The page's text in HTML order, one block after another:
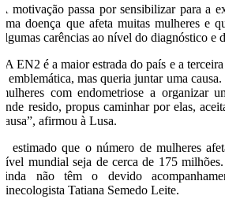
A motivação passa por sensibilizar para a
uma doença que afeta muitas mulheres e
algumas carências ao nível do diagnóstico e
“A EN2 é a maior estrada do país e a
e emblemática, mas queria juntar uma
mulheres com endometriose a organizar
onde resido, propus caminhar por elas,
causa”, afirmou à Lusa.
É estimado que o número de mulheres
nível mundial seja de cerca de 175
ainda não têm o devido
ginecologista Tatiana Semedo Leite.